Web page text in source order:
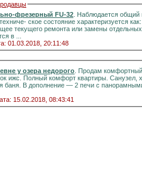
фрезерный FU-32 . Наблюдается
ское состояние характеризуется
текущего ремонта или замены
в ...
01.03.2018, 20:11:48
у озера недорого . Продам комфортный
комфорт квартиры. Санузел, холодная и горячая вода,
портале домиклайт.Вода
15.02.2018, 08:43:41